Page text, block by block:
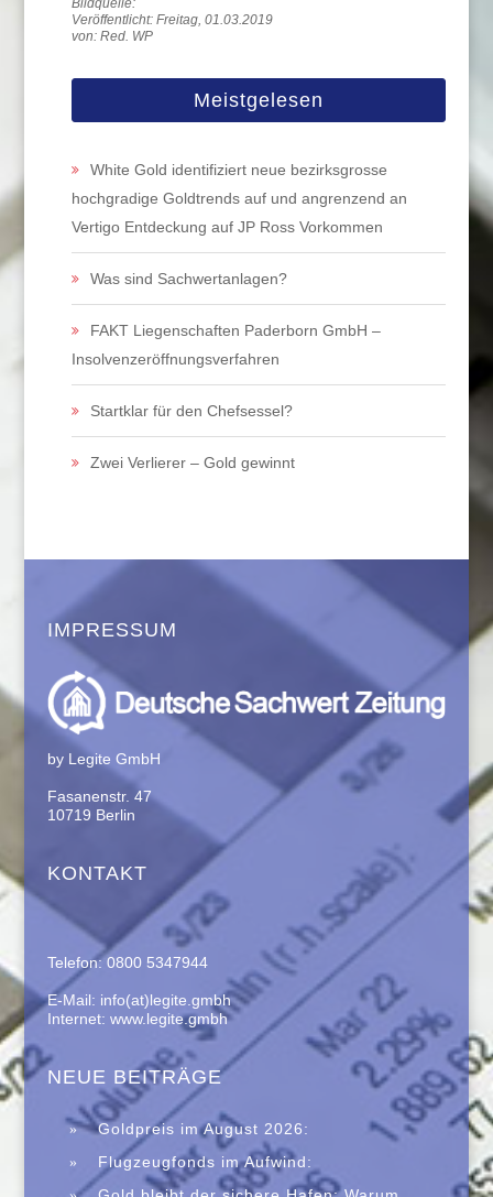
Veröffentlicht: Freitag, 01.03.2019
von: Red. WP
Meistgelesen
White Gold identifiziert neue bezirksgrosse
hochgradige Goldtrends auf und angrenzend an
Vertigo Entdeckung auf JP Ross Vorkommen
Was sind Sachwertanlagen?
FAKT Liegenschaften Paderborn GmbH –
Insolvenzeröffnungsverfahren
Startklar für den Chefsessel?
Zwei Verlierer – Gold gewinnt
IMPRESSUM
by Legite GmbH
Fasanenstr. 47
10719 Berlin
KONTAKT
Telefon: 0800 5347944
E-Mail: info(at)legite.gmbh
Internet: www.legite.gmbh
NEUE BEITRÄGE
Goldpreis im August 2026:
Saisonalität spricht für eine Erholung –
Historische Daten machen Anlegern
Flugzeugfonds im Aufwind:
Zweitmarkt trotzt Immobilienkrise